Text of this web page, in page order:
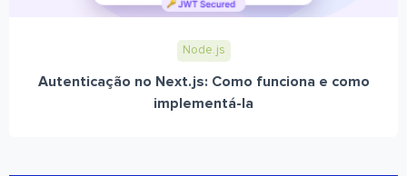
Node.js
Autenticação no Next.js: Como funciona e como
implementá-la